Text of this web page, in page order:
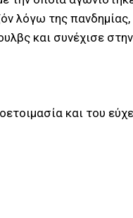
λόγω της
και συνέχισε στην
και του